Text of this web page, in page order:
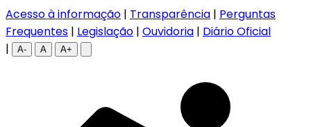
Acesso à informação | Transparência | Perguntas
Frequentes | Legislação | Ouvidoria | Diário Oficial
|
A- A A+